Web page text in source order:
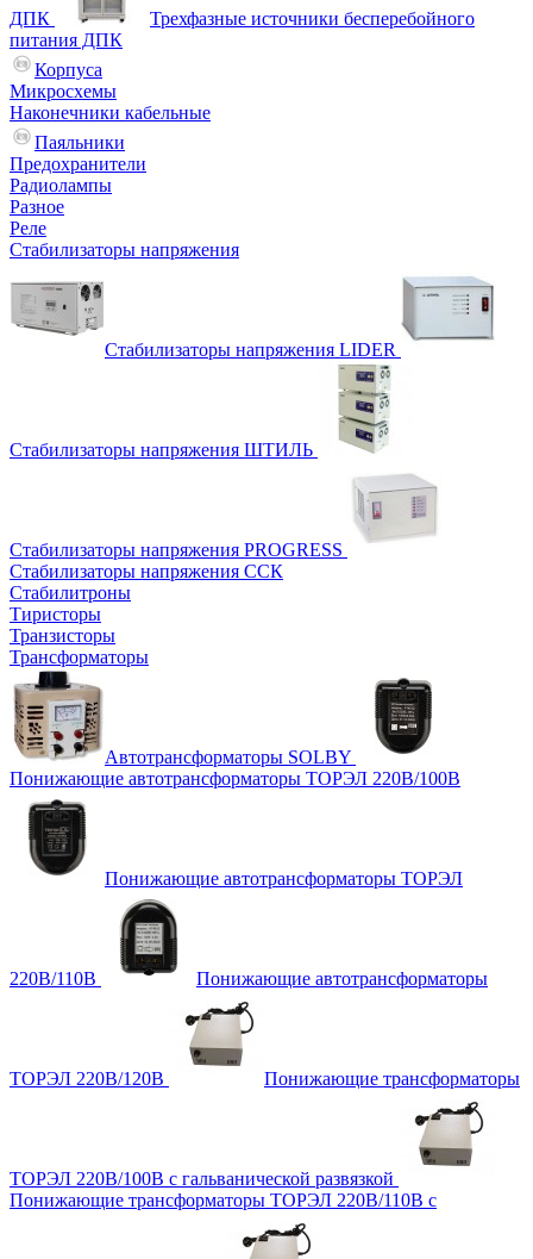
ДПК
Трехфазные источники бесперебойного
питания ДПК
Корпуса
Микросхемы
Наконечники кабельные
Паяльники
Предохранители
Радиолампы
Разное
Реле
Стабилизаторы напряжения
Стабилизаторы напряжения LIDER
Стабилизаторы напряжения ШТИЛЬ
Стабилизаторы напряжения PROGRESS
Стабилизаторы напряжения ССК
Стабилитроны
Тиристоры
Транзисторы
Трансформаторы
Автотрансформаторы SOLBY
Понижающие автотрансформаторы ТОРЭЛ 220В/100В
Понижающие автотрансформаторы ТОРЭЛ
220В/110В Понижающие автотрансформаторы
ТОРЭЛ 220В/120В Понижающие трансформаторы
ТОРЭЛ 220В/100В с гальванической развязкой
Понижающие трансформаторы ТОРЭЛ 220В/110В с